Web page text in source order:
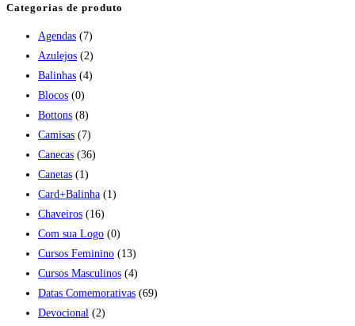
Categorias de produto
Agendas (7)
Azulejos (2)
Balinhas (4)
Blocos (0)
Bottons (8)
Camisas (7)
Canecas (36)
Canetas (1)
Card+Balinha (1)
Chaveiros (16)
Com sua Logo (0)
Cursos Feminino (13)
Cursos Masculinos (4)
Datas Comemorativas (69)
Devocional (2)